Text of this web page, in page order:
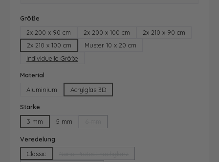
Größe
2x 200 x 90 cm
2x 200 x 100 cm
2x 210 x 90 cm
2x 210 x 100 cm
Muster 10 x 20 cm
Individuelle Größe
Material
Aluminium
Acrylglas 3D
Stärke
3 mm
5 mm
Veredelung
Classic